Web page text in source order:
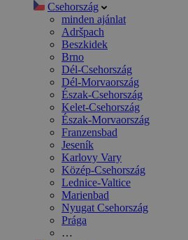
Csehország
minden ajánlat
Adršpach
Beszkidek
Brno
Dél-Csehország
Dél-Morvaország
Észak-Csehország
Kelet-Csehország
Észak-Morvaország
Franzensbad
Jeseník
Karlovy Vary
Közép-Csehország
Lednice-Valtice
Marienbad
Nyugat Csehország
Prága
…